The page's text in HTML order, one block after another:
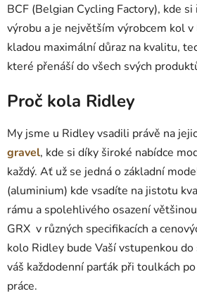
BCF (Belgian Cycling Factory), kde
výrobu a je největším výrobcem kol
kladou maximální důraz na kvalitu,
které přenáší do všech svých
Proč kola Ridley
My jsme u Ridley vsadili právě na
gravel, kde si díky široké nabídce
každý. Ať už se jedná o základní
(aluminium) kde vsadíte na jistotu
rámu a spolehlivého osazení
GRX v různých specifikacích a
kolo Ridley bude Vaší vstupenkou
váš každodenní parťák při toulkách
práce.